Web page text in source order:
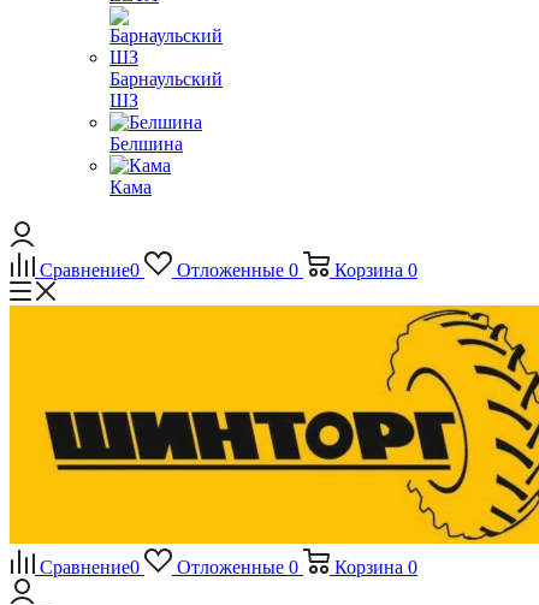
Барнаульский
ШЗ
Белшина
Кама
Сравнение0 Отложенные 0 Корзина 0
Сравнение0 Отложенные 0 Корзина 0